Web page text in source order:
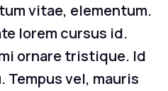
vitae, elementum.
lorem cursus id.
ornare tristique. Id
vel, mauris